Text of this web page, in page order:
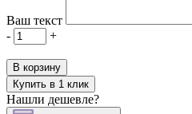
Ваш текст
-
+
В корзину
Купить в 1 клик
Нашли дешевле?